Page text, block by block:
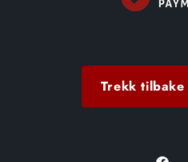
Trekk